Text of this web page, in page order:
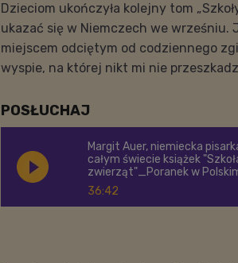
Dzieciom ukończyła kolejny tom
ukazać się w Niemczech we wrześniu.
miejscem odciętym od codziennego
wyspie, na której nikt mi nie
POSŁUCHAJ
36:42
Margit Auer, niemiecka
całym świecie książek
zwierząt"_Poranek w